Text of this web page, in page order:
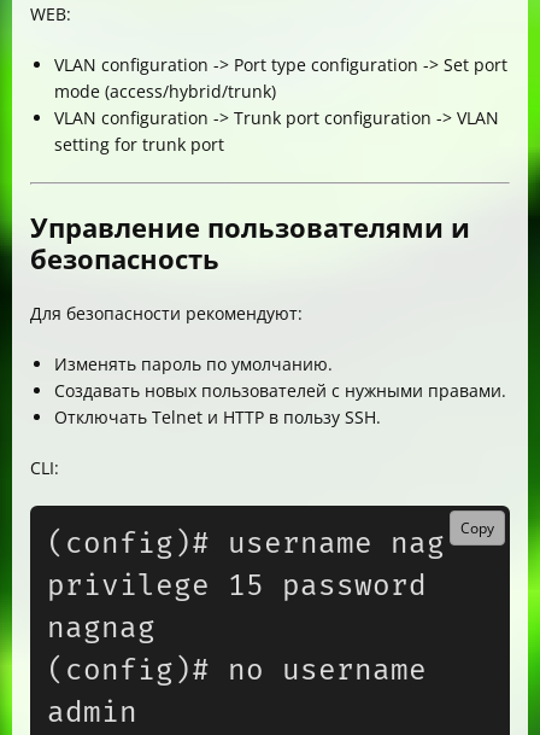
WEB:
VLAN configuration -> Port type configuration -> Set port
mode (access/hybrid/trunk)
VLAN configuration -> Trunk port configuration -> VLAN
setting for trunk port
Управление пользователями и
безопасность
Для безопасности рекомендуют:
Изменять пароль по умолчанию.
Создавать новых пользователей с нужными правами.
Отключать Telnet и HTTP в пользу SSH.
CLI:
(config)# username nag
privilege 15 password
nagnag
(config)# no username
admin
Copy